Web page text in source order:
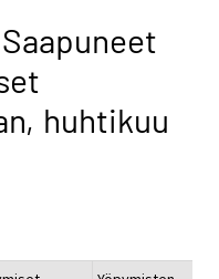
huhtikuu